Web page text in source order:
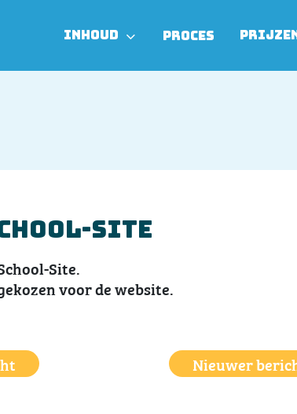
INHOUD PROCES
Site
Site.
voor de website.
Nieuwer